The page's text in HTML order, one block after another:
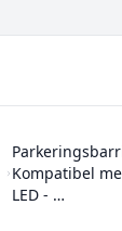
Kompatibel
LED - …